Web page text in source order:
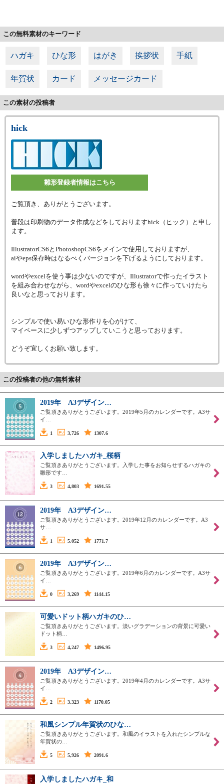
この無料素材のキーワード
ハガキ ひな形 はがき 挨拶状 手紙
年賀状 カード メッセージカード
この素材の投稿者
hick
雛形登録者情報はこちら
ご覧頂き、ありがとうございます。
普段は印刷物のデータ作成などをしておりますhick（ヒック）と申し
ます。
IllustratorCS6とPhotoshopCS6をメインで使用しておりますが、
aiやeps保存時はなるべくバージョンを下げるようにしております。
wordやexcelを使う事は少ないのですが、Illustratorで作ったイラスト
を組み合わせながら、wordやexcelのひな形も徐々に作っていけたら
良いなと思っております。
シンプルで使い易いひな形作りを心がけて、
マイペースに少しずつアップしていこうと思っております。
どうぞ宜しくお願い致します。
この投稿者の他の無料素材
2019年 A3デザイン…
ご覧頂きありがとうございます。2019年5月のカレンダーです。A3サ
イ…
1 3,726 1307.6
入学しましたハガキ_桜柄
ご覧頂きありがとうございます。入学した事をお知らせするハガキの
雛形です…
3 4,803 1691.55
2019年 A3デザイン…
ご覧頂きありがとうございます。2019年12月のカレンダーです。A3
サ…
1 5,052 1771.7
2019年 A3デザイン…
ご覧頂きありがとうございます。2019年6月のカレンダーです。A3サ
イ…
0 3,269 1144.15
可愛いドット柄ハガキのひ…
ご覧頂きありがとうございます。淡いグラデーションの背景に可愛い
ドット柄…
3 4,247 1496.95
2019年 A3デザイン…
ご覧頂きありがとうございます。2019年4月のカレンダーです。A3サ
イ…
2 3,323 1170.05
和風シンプル年賀状のひな…
ご覧頂きありがとうございます。和風のイラストを入れたシンプルな
年賀状の…
5 5,926 2091.6
入学しましたハガキ_和